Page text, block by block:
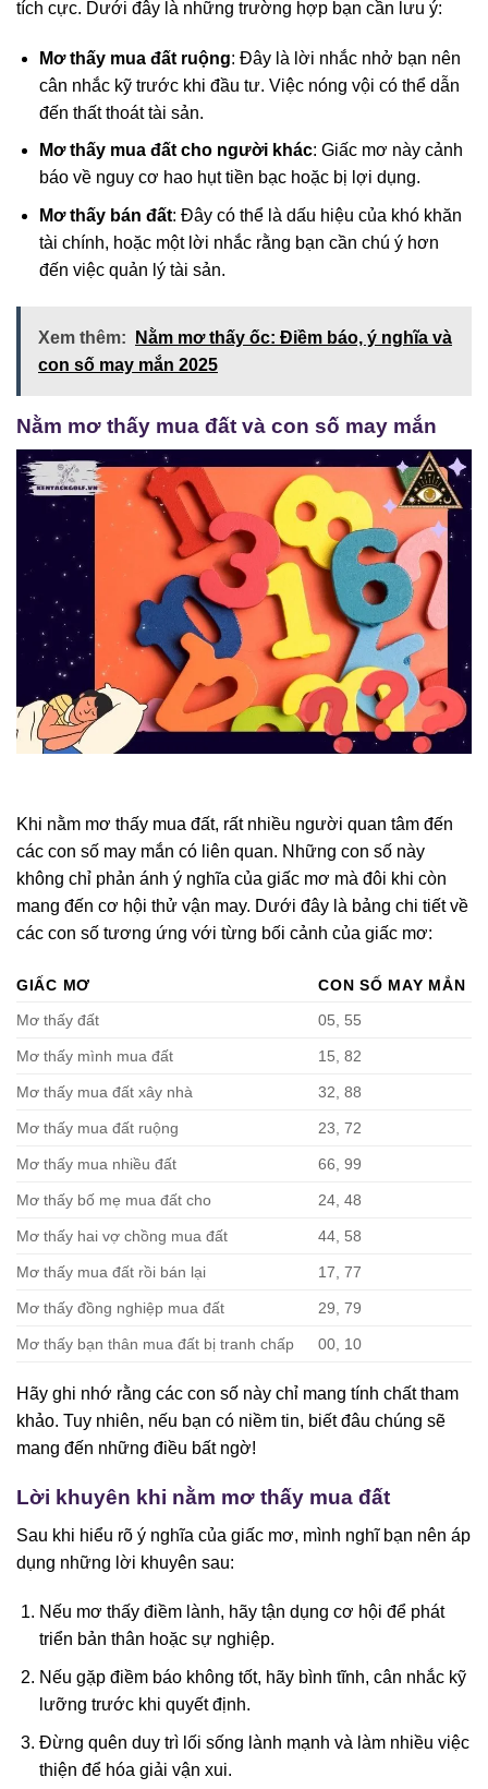
tích cực. Dưới đây là những trường hợp bạn cần lưu ý:
Mơ thấy mua đất ruộng: Đây là lời nhắc nhở bạn nên
cân nhắc kỹ trước khi đầu tư. Việc nóng vội có thể dẫn
đến thất thoát tài sản.
Mơ thấy mua đất cho người khác: Giấc mơ này cảnh
báo về nguy cơ hao hụt tiền bạc hoặc bị lợi dụng.
Mơ thấy bán đất: Đây có thể là dấu hiệu của khó khăn
tài chính, hoặc một lời nhắc rằng bạn cần chú ý hơn
đến việc quản lý tài sản.
Xem thêm:
Nằm mơ thấy ốc: Điềm báo, ý nghĩa và
con số may mắn 2025
Nằm mơ thấy mua đất và con số may mắn
Khi nằm mơ thấy mua đất, rất nhiều người quan tâm đến
các con số may mắn có liên quan. Những con số này
không chỉ phản ánh ý nghĩa của giấc mơ mà đôi khi còn
mang đến cơ hội thử vận may. Dưới đây là bảng chi tiết về
các con số tương ứng với từng bối cảnh của giấc mơ:
GIẤC MƠ
CON SỐ MAY MẮN
Mơ thấy đất
05, 55
Mơ thấy mình mua đất 15, 82
Mơ thấy mua đất xây nhà 32, 88
Mơ thấy mua đất ruộng 23, 72
Mơ thấy mua nhiều đất 66, 99
Mơ thấy bố mẹ mua đất cho 24, 48
Mơ thấy hai vợ chồng mua đất 44, 58
Mơ thấy mua đất rồi bán lại 17, 77
Mơ thấy đồng nghiệp mua đất 29, 79
Mơ thấy bạn thân mua đất bị tranh chấp 00, 10
Hãy ghi nhớ rằng các con số này chỉ mang tính chất tham
khảo. Tuy nhiên, nếu bạn có niềm tin, biết đâu chúng sẽ
mang đến những điều bất ngờ!
Lời khuyên khi nằm mơ thấy mua đất
Sau khi hiểu rõ ý nghĩa của giấc mơ, mình nghĩ bạn nên áp
dụng những lời khuyên sau:
Nếu mơ thấy điềm lành, hãy tận dụng cơ hội để phát
triển bản thân hoặc sự nghiệp.
Nếu gặp điềm báo không tốt, hãy bình tĩnh, cân nhắc kỹ
lưỡng trước khi quyết định.
Đừng quên duy trì lối sống lành mạnh và làm nhiều việc
thiện để hóa giải vận xui.